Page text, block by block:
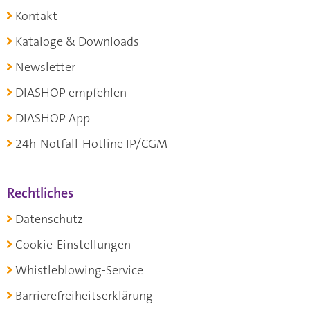
Kontakt
Kataloge & Downloads
Newsletter
DIASHOP empfehlen
DIASHOP App
24h-Notfall-Hotline IP/CGM
Rechtliches
Datenschutz
Cookie-Einstellungen
Whistleblowing-Service
Barrierefreiheitserklärung